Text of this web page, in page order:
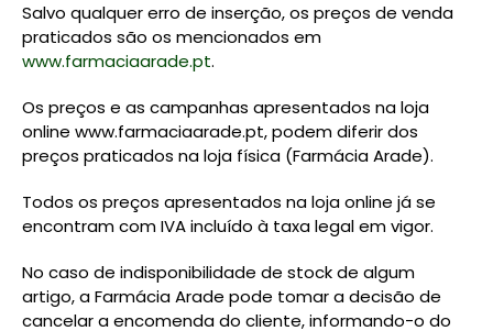
Salvo qualquer erro de inserção, os preços de venda
praticados são os mencionados em
www.farmaciaarade.pt.
Os preços e as campanhas apresentados na loja
online www.farmaciaarade.pt, podem diferir dos
preços praticados na loja física (Farmácia Arade).
Todos os preços apresentados na loja online já se
encontram com IVA incluído à taxa legal em vigor.
No caso de indisponibilidade de stock de algum
artigo, a Farmácia Arade pode tomar a decisão de
cancelar a encomenda do cliente, informando-o do